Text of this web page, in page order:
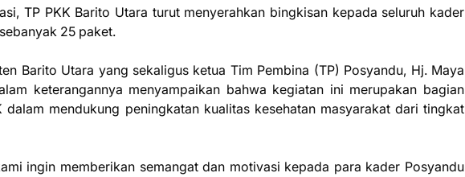
TP PKK Barito Utara turut menyerahkan bingkisan kepada seluruh kader
25 paket.
Barito Utara yang sekaligus ketua Tim Pembina (TP) Posyandu, Hj. Maya
keterangannya menyampaikan bahwa kegiatan ini merupakan bagian
dalam mendukung peningkatan kualitas kesehatan masyarakat dari tingkat
ingin memberikan semangat dan motivasi kepada para kader Posyandu